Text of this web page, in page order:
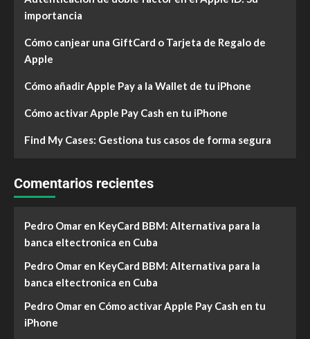
importancia
Cómo canjear una GiftCard o Tarjeta de Regalo de
Apple
Cómo añadir Apple Pay a la Wallet de tu iPhone
Cómo activar Apple Pay Cash en tu iPhone
Find My Cases: Gestiona tus casos de forma segura
Comentarios recientes
Pedro Omar en KeyCard BBM: Alternativa para la
banca eltectronica en Cuba
Pedro Omar en KeyCard BBM: Alternativa para la
banca eltectronica en Cuba
Pedro Omar en Cómo activar Apple Pay Cash en tu
iPhone